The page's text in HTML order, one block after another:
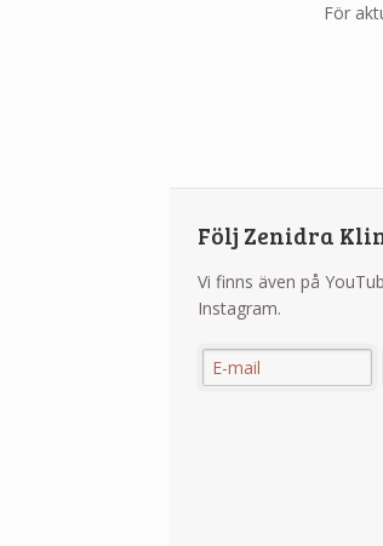
För
Följ Zenidra
Vi finns även på
Instagram.